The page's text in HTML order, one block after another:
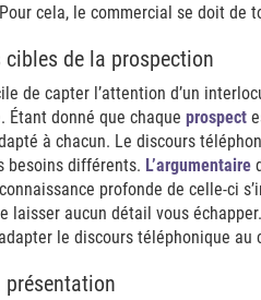
cela, le commercial se doit de
de la prospection
de capter l’attention d’un
Étant donné que chaque prospect
à chacun. Le discours
besoins différents. L’argumentaire
profonde de celle-ci
laisser aucun détail vous
le discours téléphonique au